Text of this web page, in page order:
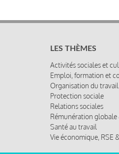
LES THÈMES
Activités sociales et
Emploi, formation et
Organisation du travail
Protection sociale
Relations sociales
Rémunération
Santé au travail
Vie économique, RSE